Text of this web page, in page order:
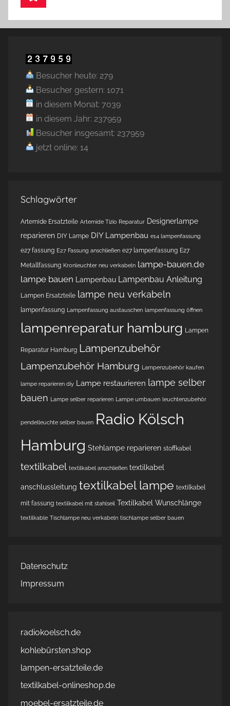
Besucher heute: 279
Besucher gestern: 1071
in diesem Monat: 7039
in diesem Jahr: 237959
Besucher insgesamt: 237959
jetzt online: 14
Schlagwörter
Artemide Ersatzteile Artemide Tizio Reparatur Designerlampe
reparieren DIY Lampe DIY Lampenbau e14 lampenfassung
e27 fassung E27 Fassung anschließen e27 lampenfassung E27
Metallfassung Kronleuchter neu verkabeln lampe-bauen.de
lampe bauen Lampenbau Lampenbau Anleitung
Lampen Ersatzteile lampe neu verkabeln
lampenfassung Lampenfassung austauschen lampenfassung öffnen
lampenreparatur hamburg Lampen
Reparatur Hamburg Lampenzubehör
Lampenzubehör Hamburg Lampenzubehör kaufen
lampe reparieren diy Lampe restaurieren lampe selber
bauen
Lampe selber reparieren Lampe umbauen leuchtenzubehör
pendelleuchte selber bauen Radio Kölsch
Hamburg Stehlampe reparieren stoffkabel
textilkabel textilkabel anschließen textilkabel
anschlussleitung textilkabel lampe textilkabel
mit fassung textilkabel mit stahlseil Textilkabel Wunschlänge
textilkable Tischlampe neu verkabeln tischlampe selber bauen
Datenschutz
Impressum
radiokoelsch.de
kohlebürsten.shop
lampen-ersatzteile.de
textilkabel-onlineshop.de
moebel-ersatzteile.de